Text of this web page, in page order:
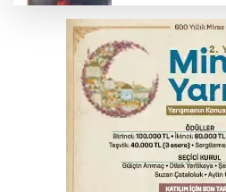
sıçrayan alevler
Otomobil kanala
Bursa'da Mustafa
kahkaha dolu